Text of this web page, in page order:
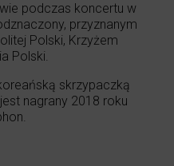
podczas koncertu w
przyznanym
Polski, Krzyżem
Polski.
skrzypaczką
nagrany 2018 roku